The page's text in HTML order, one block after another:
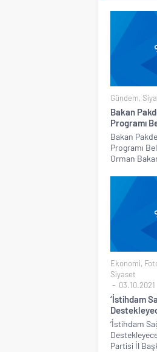
Gündem,
Bakan
Programı
Bakan
Programı
Orman
Ekonomi,
Siyaset
03.10.2021
‘İstihdam
‘İstihdam
Partisi İl